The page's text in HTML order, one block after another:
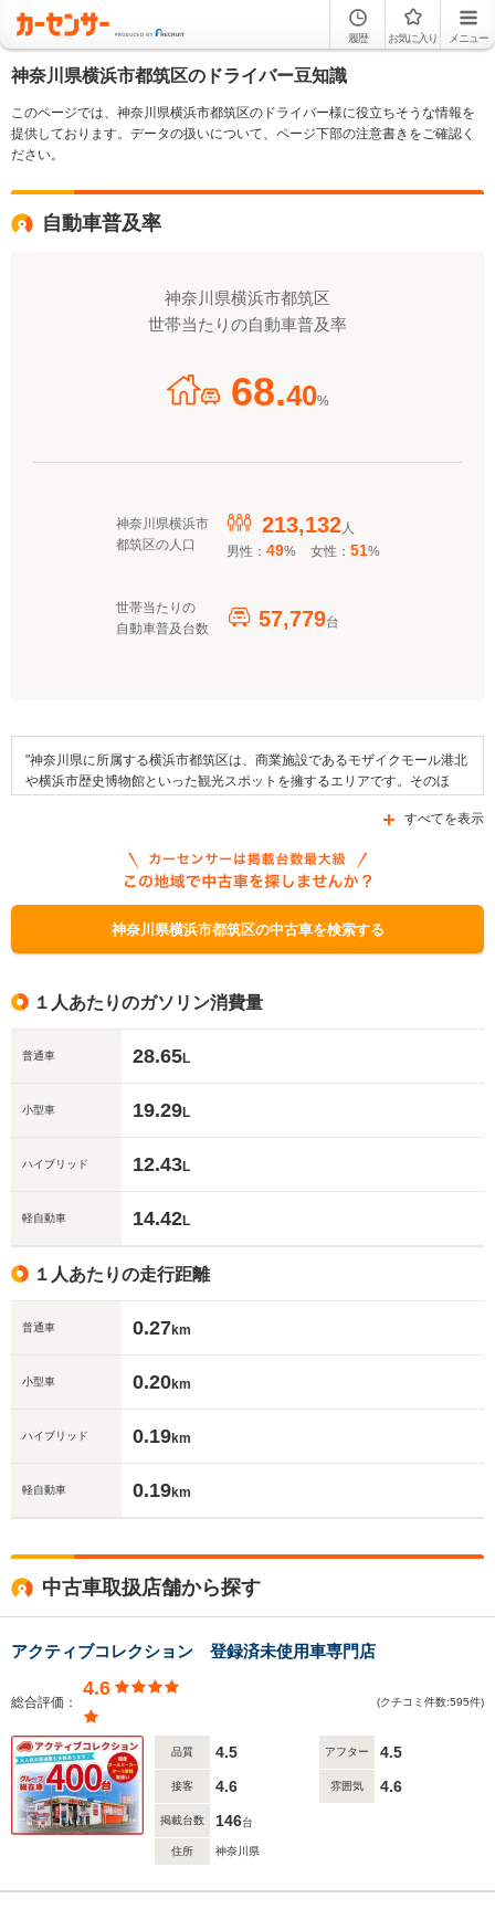
履歴 お気に入り メニュー
神奈川県横浜市都筑区のドライバー豆知識
このページでは、神奈川県横浜市都筑区のドライバー様に役立ちそうな情報を
提供しております。データの扱いについて、ページ下部の注意書きをご確認く
ださい。
自動車普及率
神奈川県横浜市都筑区
世帯当たりの自動車普及率
68.40%
神奈川県横浜市
都筑区の人口
213,132人
男性： 49% 女性： 51%
世帯当たりの
自動車普及台数
57,779台
"神奈川県に所属する横浜市都筑区は、商業施設であるモザイクモール港北
や横浜市歴史博物館といった観光スポットを擁するエリアです。そのほ
この地域では、ヨコハマ映画祭などのイベントが開催されます。地域の名
交通面においては横浜市営地下鉄ブルーラインやグリーンラインといった
複数の鉄道路線を利用できるほか、国道246号線や国道466号線、県道45
号線など数多くの幹線道路が区域内を通っています。なお、区で利用でき
る補助金制度としては、「燃料電池自動車（FCV）の導入補助事業」、
すべてを表示
神奈川県横浜市都筑区の中古車を検索する
１人あたりのガソリン消費量
普通車 28.65L
小型車 19.29L
ハイブリッド 12.43L
軽自動車 14.42L
１人あたりの走行距離
普通車 0.27km
小型車 0.20km
ハイブリッド 0.19km
軽自動車 0.19km
中古車取扱店舗から探す
アクティブコレクション 登録済未使用車専門店
総合評価：
4.6
(クチコミ件数:595件)
品質 4.5 アフター 4.5
接客 4.6 雰囲気 4.6
掲載台数 146台
住所 神奈川県